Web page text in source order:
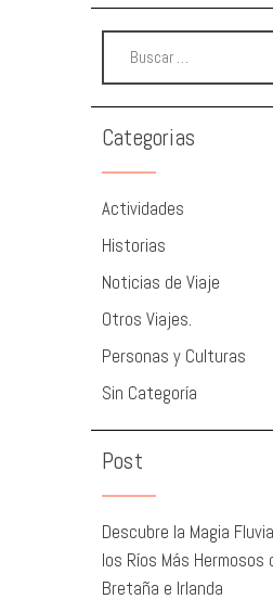
Categorias
Actividades
Historias
Noticias de Viaje
Otros Viajes.
Personas y Culturas
Sin Categoría
Post
Descubre la Magia
los Ríos Más Hermosos
Bretaña e Irlanda